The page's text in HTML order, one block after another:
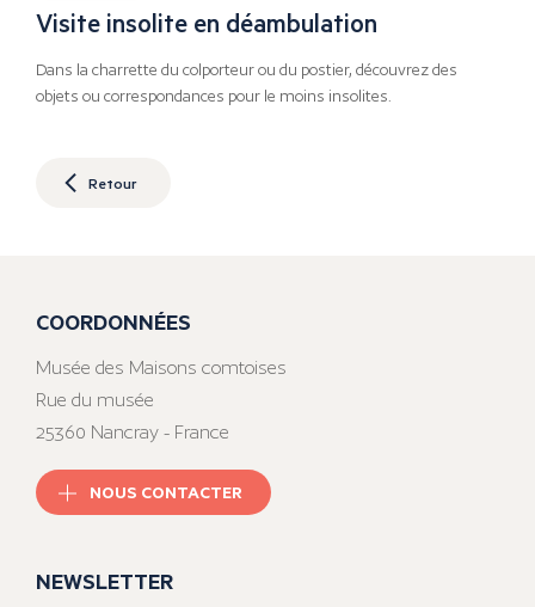
Visite insolite en déambulation
Dans la charrette du colporteur ou du postier, découvrez des
objets ou correspondances pour le moins insolites.
Retour
COORDONNÉES
Musée des Maisons comtoises
Rue du musée
25360 Nancray - France
NOUS CONTACTER
NEWSLETTER